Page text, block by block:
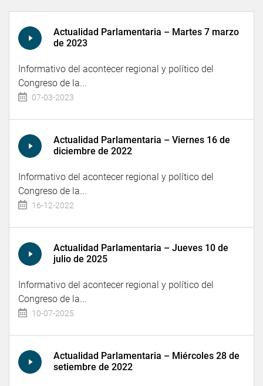
Actualidad Parlamentaria – Martes 7 marzo
de 2023
Informativo del acontecer regional y político del
Congreso de la...
07-03-2023
Actualidad Parlamentaria – Viernes 16 de
diciembre de 2022
Informativo del acontecer regional y político del
Congreso de la...
16-12-2022
Actualidad Parlamentaria – Jueves 10 de
julio de 2025
Informativo del acontecer regional y político del
Congreso de la...
10-07-2025
Actualidad Parlamentaria – Miércoles 28 de
setiembre de 2022